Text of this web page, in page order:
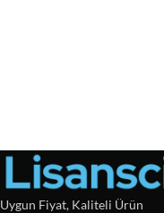
Uygun Fiyat, Kaliteli Ürün